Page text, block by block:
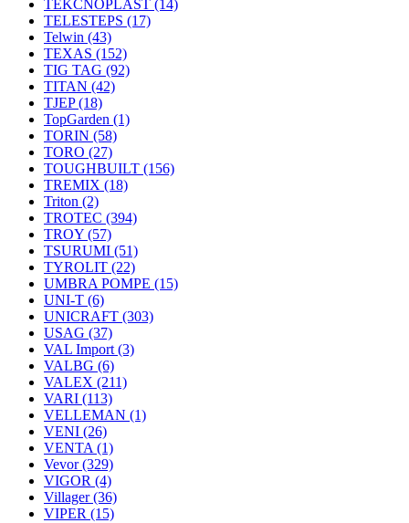
TEKCNOPLAST (14)
TELESTEPS (17)
Telwin (43)
TEXAS (152)
TIG TAG (92)
TITAN (42)
TJEP(18)
TopGarden (1)
TORIN (58)
TORO (27)
TOUGHBUILT (156)
TREMIX (18)
Triton (2)
TROTEC (394)
TROY (57)
TSURUMI (51)
TYROLIT (22)
UMBRA POMPE (15)
UNI-T (6)
UNICRAFT (303)
USAG (37)
VAL Import (3)
VALBG (6)
VALEX (211)
VARI (113)
VELLEMAN (1)
VENI (26)
VENTA (1)
Vevor(329)
VIGOR (4)
Villager(36)
VIPER (15)